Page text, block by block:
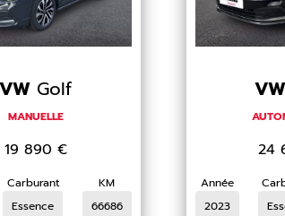
VW Golf
MANUELLE
19 890 €
Carburant
Essence
KM
66686
VW
24
Année
2023